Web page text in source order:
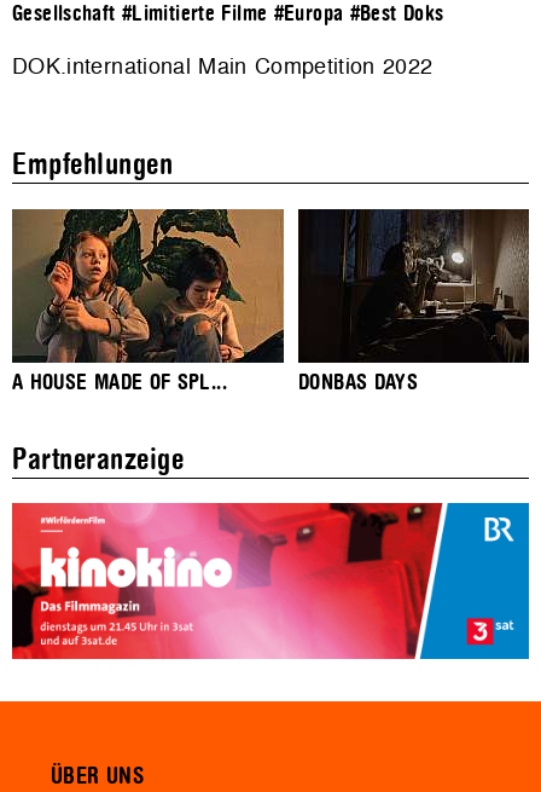
Gesellschaft #Limitierte Filme #Europa #Best Doks
DOK.international Main Competition 2022
Empfehlungen
A HOUSE MADE OF SPL... DONBAS DAYS
Partneranzeige
ÜBER UNS